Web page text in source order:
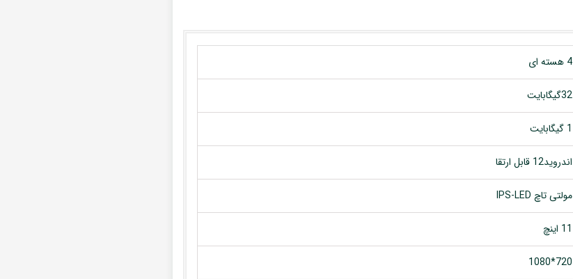
4 هسته ای
32گیگابایت
1 گیگابایت
اندروید12 قابل ارتقا
مولتی تاچ IPS-LED
11 اینچ
720*1080